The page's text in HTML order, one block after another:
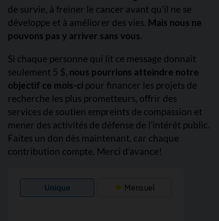
de survie, à freiner le cancer avant qu’il ne se
développe et à améliorer des vies. Mais nous ne
pouvons pas y arriver sans vous.
Si chaque personne qui lit ce message donnait
seulement 5 $, nous pourrions atteindre notre
objectif ce mois-ci pour financer les projets de
recherche les plus prometteurs, offrir des
services de soutien empreints de compassion et
mener des activités de défense de l’intérêt public.
Faites un don dès maintenant, car chaque
contribution compte. Merci d’avance!